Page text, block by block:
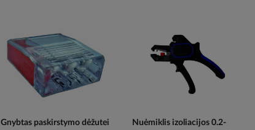
Gnybtas paskirstymo dėžutei
Nuėmiklis izoliacijos 0.2-